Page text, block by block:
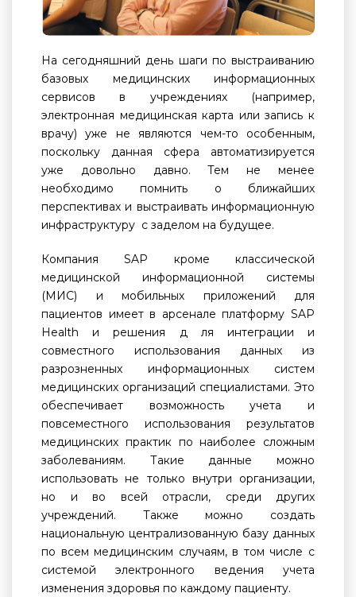
На сегодняшний день шаги по выстраиванию
базовых медицинских информационных
сервисов в учреждениях (например,
электронная медицинская карта или запись к
врачу) уже не являются чем-то особенным,
поскольку данная сфера автоматизируется
уже довольно давно. Тем не менее
необходимо помнить о ближайших
перспективах и выстраивать информационную
инфраструктуру с заделом на будущее.
Компания SAP кроме классической
медицинской информационной системы
(МИС) и мобильных приложений для
пациентов имеет в арсенале платформу SAP
Health и решения д ля интеграции и
совместного использования данных из
разрозненных информационных систем
медицинских организаций специалистами. Это
обеспечивает возможность учета и
повсеместного использования результатов
медицинских практик по наиболее сложным
заболеваниям. Такие данные можно
использовать не только внутри организации,
но и во всей отрасли, среди других
учреждений. Также можно создать
национальную централизованную базу данных
по всем медицинским случаям, в том числе с
системой электронного ведения учета
изменения здоровья по каждому пациенту.